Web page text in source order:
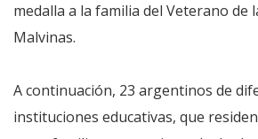
medalla a la familia del Veterano de
Malvinas.
A continuación, 23 argentinos de
instituciones educativas, que